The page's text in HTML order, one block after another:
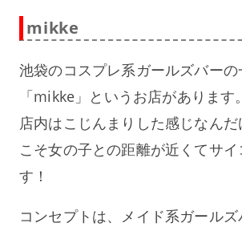
mikke
池袋のコスプレ系ガールズバーの
「mikke」というお店があります。
店内はこじんまりした感じなんだ
こそ女の子との距離が近くてサ
す！
コンセプトは、メイド系ガールズ